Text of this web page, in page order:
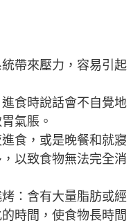
帶來壓力，容易引起
食時說話會不自覺地
氣脹。
食，或是晚餐和就寢
以致食物無法完全消
：含有大量脂肪或經
時間，使食物長時間